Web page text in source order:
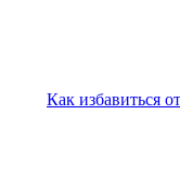
Как избавиться